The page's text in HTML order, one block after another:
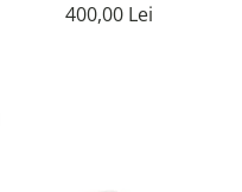
400,00 Lei